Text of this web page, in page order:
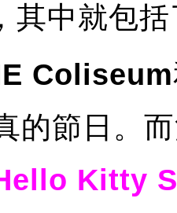
，其中就包
Coliseum
的節日。
Kitty